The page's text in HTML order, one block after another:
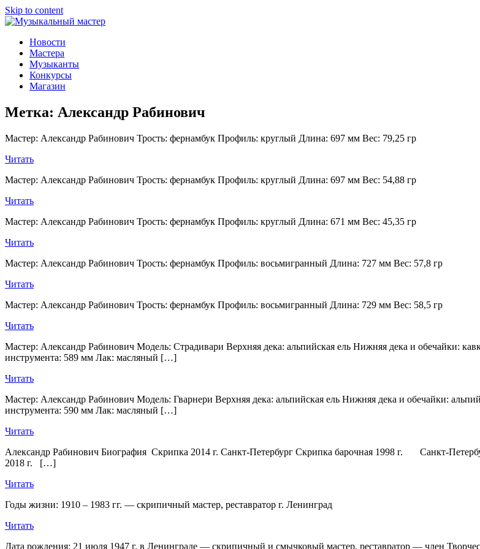
Skip to content
Музыкальный мастер
О мастерах музыкальных инструментов и музыкантах
Новости
Мастера
Музыканты
Конкурсы
Магазин
Метка: Александр Рабинович
Мастер: Александр Рабинович Трость: фернамбук Профиль: круглый Длина: 697 мм Вес: 79,25 гр
Читать
Мастер: Александр Рабинович Трость: фернамбук Профиль: круглый Длина: 697 мм Вес: 54,88 гр
Читать
Мастер: Александр Рабинович Трость: фернамбук Профиль: круглый Длина: 671 мм Вес: 45,35 гр
Читать
Мастер: Александр Рабинович Трость: фернамбук Профиль: восьмигранный Длина: 727 мм Вес: 57,8 гр
Читать
Мастер: Александр Рабинович Трость: фернамбук Профиль: восьмигранный Длина: 729 мм Вес: 58,5 гр
Читать
Мастер: Александр Рабинович Модель: Страдивари Верхняя дека: альпийская ель Нижняя дека и обечайки:
инструмента: 589 мм Лак: масляный […]
Читать
Мастер: Александр Рабинович Модель: Гварнери Верхняя дека: альпийская ель Нижняя дека и обечайки:
инструмента: 590 мм Лак: масляный […]
Читать
Александр Рабинович Биография Скрипка 2014 г. Санкт-Петербург Скрипка барочная 1998 г. Санкт-
2018 г. […]
Читать
Годы жизни: 1910 – 1983 гг. — скрипичный мастер, реставратор г. Ленинград
Читать
Дата рождения: 21 июля 1947 г. в Ленинграде — cкрипичный и смычковый мастер, реставратор — член